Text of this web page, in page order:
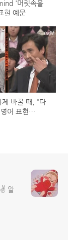
'머릿속을
현 예문
제 바꿀 때, "다
어 표현
✌️ 알